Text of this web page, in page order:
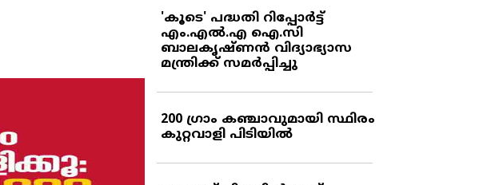
'കൂടെ' പദ്ധതി റിപ്പോര്‍ട്ട്
എം.എല്‍.എ ഐ.സി
ബാലകൃഷ്ണന്‍ വിദ്യാഭ്യാസ
മന്ത്രിക്ക് സമര്‍പ്പിച്ചു
200 ഗ്രാം കഞ്ചാവുമായി സ്ഥിരം
കുറ്റവാളി പിടിയില്‍